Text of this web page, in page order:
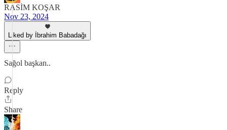
RASİM KOŞAR
Nov 23, 2024
Liked by İbrahim Babadağı
Sağol başkan..
Reply
Share